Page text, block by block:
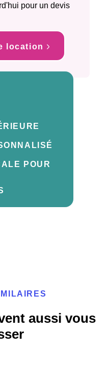
POUR
pour un devis
location
aussi vous